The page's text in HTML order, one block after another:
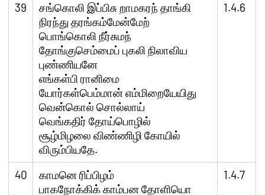
39
சங்கொலி இப்பிசு றாமகரந் தாங்கி
நிரந்து தரங்கம்மேன்மேற்
பொங்கொலி நீர்சுமந்
தோங்குசெம்மைப் புகலி நிலாவிய
புண்ணியனே
எங்கள்பி ரானிமை
யோர்கள்பெம்மான் எம்மிறையேயிது
வென்கொல் சொல்லாய்
வெங்கதிர் தோய்பொழில்
சூழ்மிழலை விண்ணிழி கோயில்
விரும்பியதே.
1.4.6
40
காமனெ ரிப்பிழம்
பாகநோக்கிக் காம்பன தோளியொ
1.4.7